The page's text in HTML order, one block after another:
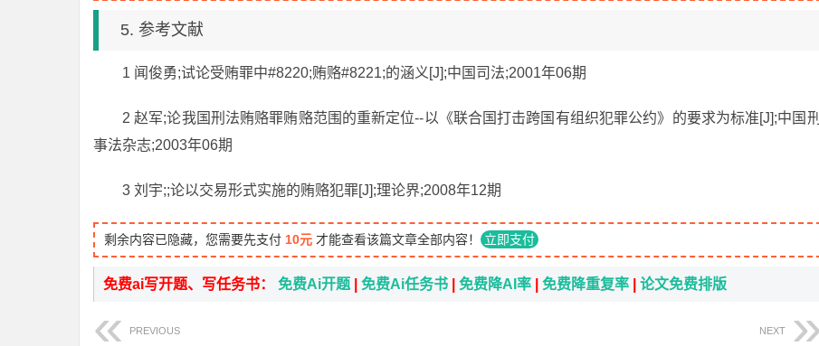
5. 参考文献
1 闻俊勇;试论受贿罪中#8220;贿赂#8221;的涵义[J];中国司法;2001年06期
2 赵军;论我国刑法贿赂罪贿赂范围的重新定位--以《联合国打击跨国有组织犯罪公约》的要求为标准[J];中国刑
事法杂志;2003年06期
3 刘宇;;论以交易形式实施的贿赂犯罪[J];理论界;2008年12期
剩余内容已隐藏，您需要先支付 10元 才能查看该篇文章全部内容！ 立即支付
免费ai写开题、写任务书： 免费Ai开题 免费Ai任务书 免费降AI率 免费降重复率 论文免费排版
PREVIOUS NEXT